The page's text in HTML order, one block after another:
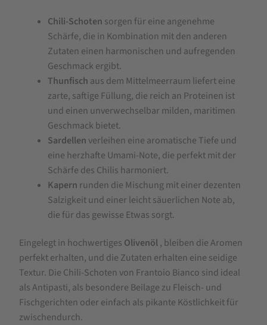
180g Chili-Schoten sorgen für eine angenehme
Schärfe, die in Kombination mit den anderen
Zutaten einen harmonischen und aufregenden
Geschmack ergibt.
Thunfisch aus dem Mittelmeerraum liefert eine
zarte, saftige Füllung, die reich an Proteinen ist
und einen unverwechselbar milden, maritimen
Geschmack bietet.
Sardellen verleihen eine aromatische Tiefe und
eine herzhafte Umami-Note, die perfekt mit der
Schärfe des Chilis harmoniert.
Kapern runden die Mischung mit einer dezenten
Salzigkeit und einer leicht säuerlichen Note ab,
die für das gewisse Etwas sorgt.
Eingelegt in hochwertiges Olivenöl, bleiben die Aromen
perfekt erhalten, und die Zutaten erhalten eine seidige
Textur. Die Chili-Schoten von Frantoio Bianco sind ideal
als Antipasti, als besondere Beilage zu Fleisch- und
Fischgerichten oder einfach als pikante Köstlichkeit für
zwischendurch.